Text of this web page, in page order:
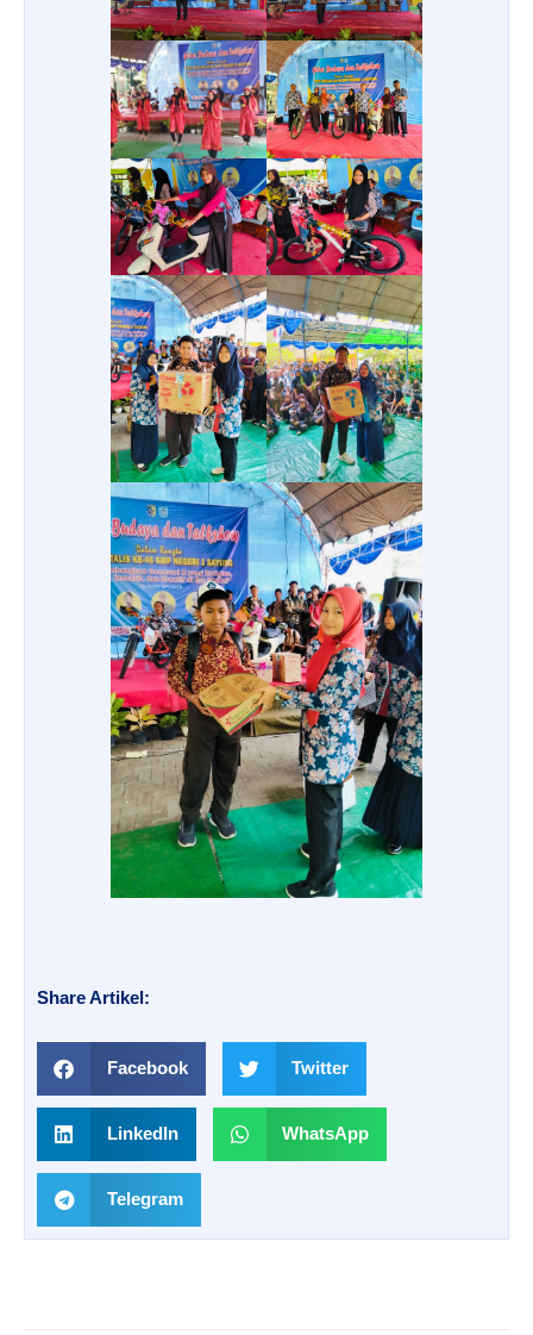
Share Artikel:
Facebook Twitter
LinkedIn WhatsApp
Telegram